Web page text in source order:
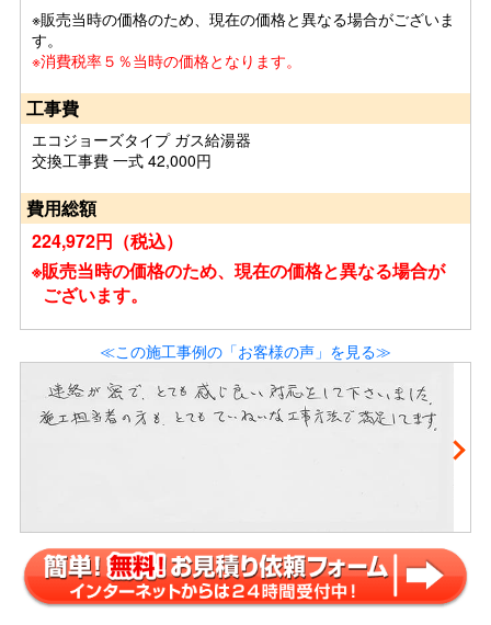
※販売当時の価格のため、現在の価格と異なる場合がございま
す。
※消費税率５％当時の価格となります。
工事費
エコジョーズタイプ ガス給湯器
交換工事費 一式 42,000円
費用総額
224,972円（税込）
※販売当時の価格のため、現在の価格と異なる場合が
ございます。
≪この施工事例の「お客様の声」を見る≫